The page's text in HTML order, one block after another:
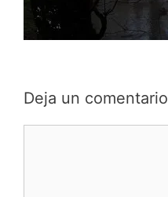
Deja un comentario